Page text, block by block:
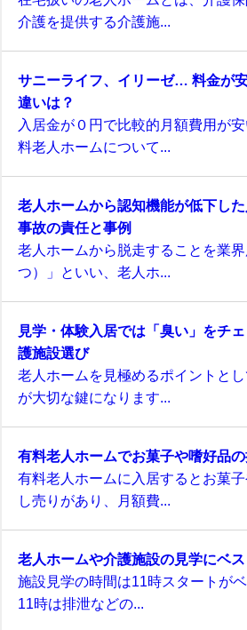
介護を提供する介護施...
サニーライフ、イリーゼ… 料金が
違いは？
入居金が０円で比較的月額費用が
料老人ホームについて...
老人ホームから認知機能が低下し
事故の責任と事例
老人ホームから脱走することを業
つ）」といい、老人ホ...
見学・体験入居では「臭い」をチ
護施設選び
老人ホームを見極めるポイントとし
が大切な鍵になります...
有料老人ホームでお菓子や嗜好品
有料老人ホームに入居するとお菓
し売りがあり、月額費...
老人ホームや介護施設の見学にベ
施設見学の時間は11時スタートが
11時は排泄などの...